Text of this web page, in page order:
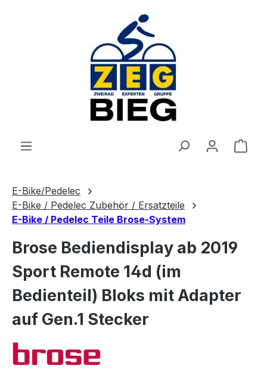
E-Bike/Pedelec
E-Bike / Pedelec Zubehör / Ersatzteile
E-Bike / Pedelec Teile Brose-System
Brose Bediendisplay ab 2019
Sport Remote 14d (im
Bedienteil) Bloks mit Adapter
auf Gen.1 Stecker